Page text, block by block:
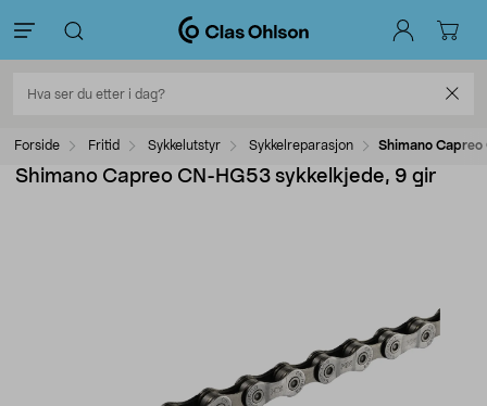
Forside Fritid Sykkelutstyr Sykkelreparasjon Shimano
Shimano Capreo CN-HG53 sykkelkjede, 9 gir